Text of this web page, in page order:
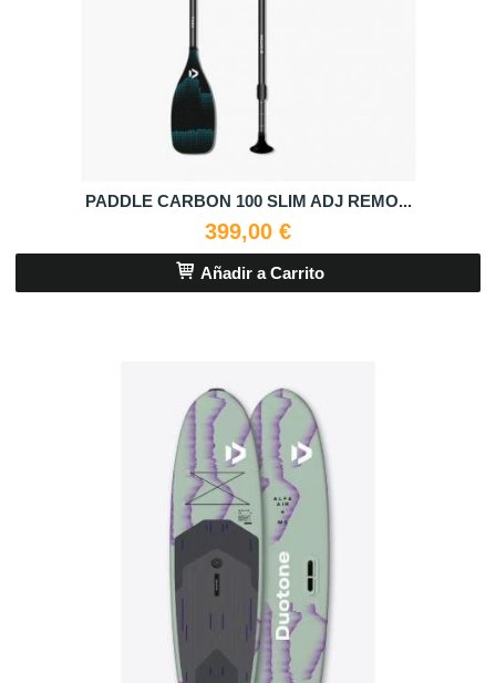
PADDLE CARBON 100 SLIM ADJ REMO...
399,00 €
Añadir a Carrito